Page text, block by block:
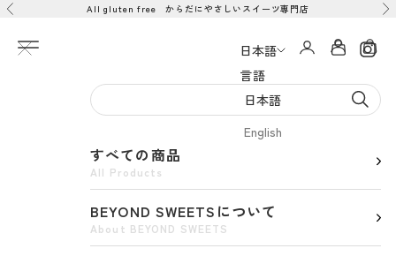
コンテンツへスキップ
前へ All gluten free からだにやさしいスイーツ専門店 次
アカウン
カー
メニューを開く
日本語
言語
日本語
English
すべての商品
All Products
BEYOND SWEETSについて
About BEYOND SWEETS